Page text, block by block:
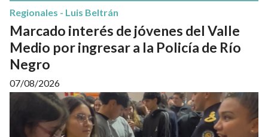
Marcado interés de jóvenes del Valle
Medio por ingresar a la Policía de Río
Negro
Regionales - Luis Beltrán
07/08/2026